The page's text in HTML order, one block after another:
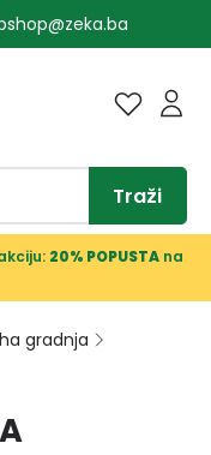
Traži
20% POPUSTAna
gradnja